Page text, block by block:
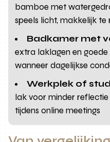
bamboe met
speels licht, makkelijk te
Badkamer met
extra laklagen en
wanneer dagelijkse
Werkplek of
lak voor minder
tijdens online meetings